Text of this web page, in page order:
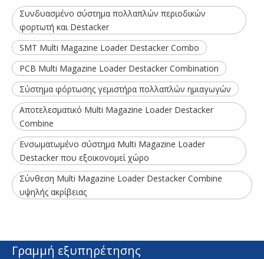
Συνδυασμένο σύστημα πολλαπλών περιοδικών
φορτωτή και Destacker
SMT Multi Magazine Loader Destacker Combo
PCB Multi Magazine Loader Destacker Combination
Σύστημα φόρτωσης γεμιστήρα πολλαπλών ημιαγωγών
Αποτελεσματικό Multi Magazine Loader Destacker
Combine
Ενσωματωμένο σύστημα Multi Magazine Loader
Destacker που εξοικονομεί χώρο
Σύνθεση Multi Magazine Loader Destacker Combine
υψηλής ακρίβειας
Γραμμή εξυπηρέτησης